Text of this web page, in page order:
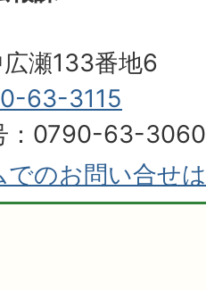
瀬133番地6
63-3115
：0790-63-3060
でのお問い合せ